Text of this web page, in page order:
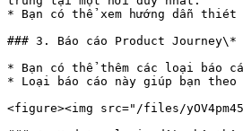
* Bạn có thể xem hướng dẫn
### 3. Báo cáo Product Journey\*
* Bạn có thể thêm các loại báo
* Loại báo cáo này giúp bạn
<figure><img src="/files/